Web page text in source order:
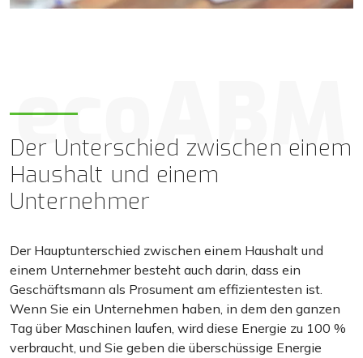
Der Unterschied zwischen einem
Haushalt und einem
Unternehmer
Der Hauptunterschied zwischen einem Haushalt und
einem Unternehmer besteht auch darin, dass ein
Geschäftsmann als Prosument am effizientesten ist.
Wenn Sie ein Unternehmen haben, in dem den ganzen
Tag über Maschinen laufen, wird diese Energie zu 100 %
verbraucht, und Sie geben die überschüssige Energie